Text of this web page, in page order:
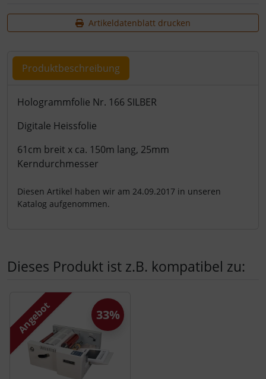
Artikeldatenblatt drucken
Produktbeschreibung
Produktbeschreibung
Hologrammfolie Nr. 166 SILBER
Digitale Heissfolie
61cm breit x ca. 150m lang, 25mm
Kerndurchmesser
Diesen Artikel haben wir am 24.09.2017 in unseren
Katalog aufgenommen.
Dieses Produkt ist z.B. kompatibel zu:
Es folgt ein Produktslider - navigieren Sie mit der Tab-
Angebot 33%